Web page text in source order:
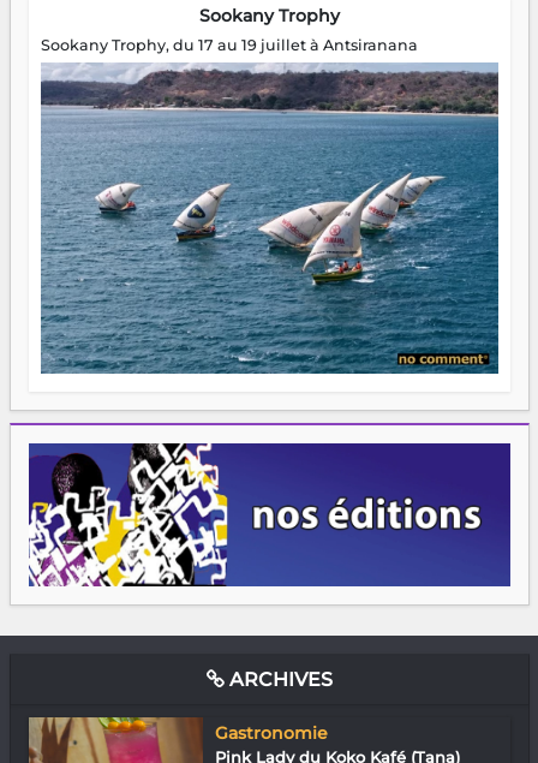
Sookany Trophy
Sookany Trophy, du 17 au 19 juillet à Antsiranana
ARCHIVES
Gastronomie
Pink Lady du Koko Kafé (Tana)